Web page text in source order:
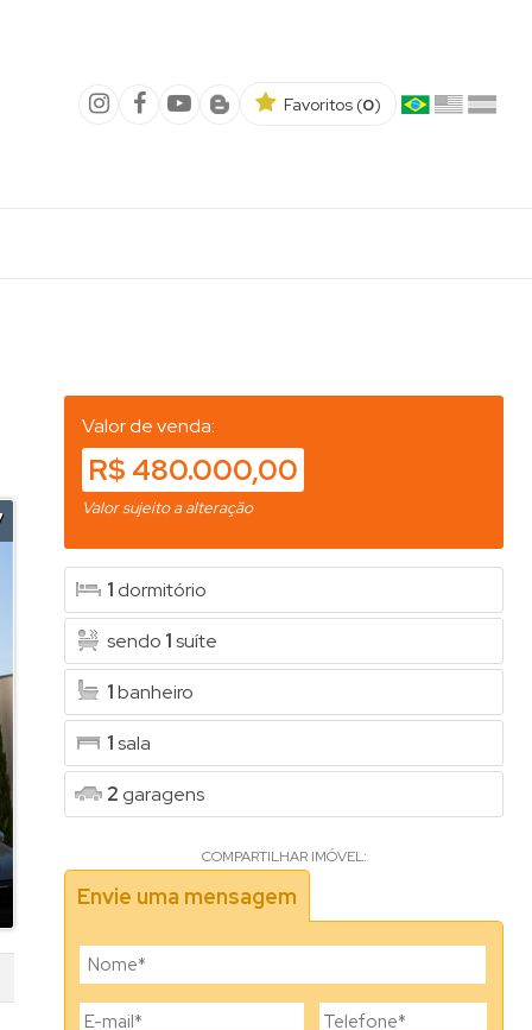
Favoritos (0)
Valor de venda:
R$ 480.000,00
Valor sujeito a alteração
1 dormitório
sendo 1suíte
1banheiro
1sala
2 garagens
COMPARTILHAR IMÓVEL:
Envie uma mensagem